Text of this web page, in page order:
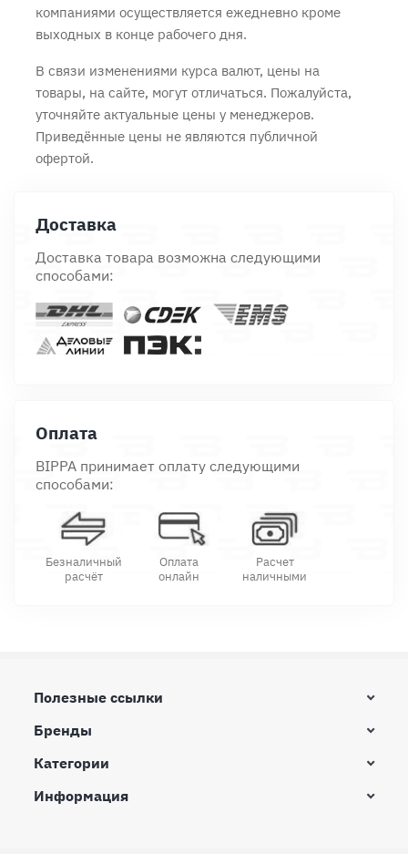
компаниями осуществляется ежедневно кроме
выходных в конце рабочего дня.
В связи изменениями курса валют, цены на
товары, на сайте, могут отличаться. Пожалуйста,
уточняйте актуальные цены у менеджеров.
Приведённые цены не являются публичной
офертой.
Доставка
Доставка товара возможна следующими
способами:
Оплата
BIPPA принимает оплату следующими
способами:
Безналичный
расчёт
Оплата
онлайн
Расчет
наличными
Полезные ссылки
Бренды
Категории
Информация